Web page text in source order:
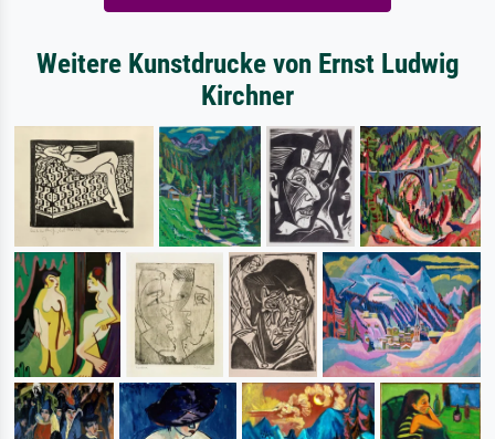
Weitere Kunstdrucke von Ernst Ludwig
Kirchner